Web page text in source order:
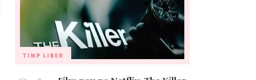
TIMP LIBER